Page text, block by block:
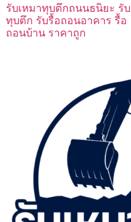
รับเหมาทุบตึกถนนธนิยะ รับ
ทุบตึก รับรื้อถอนอาคาร รื้อ
ถอนบ้าน ราคาถูก